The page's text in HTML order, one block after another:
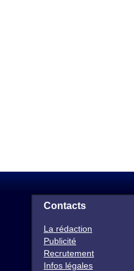
Contacts
La rédaction
Publicité
Recrutement
Infos légales